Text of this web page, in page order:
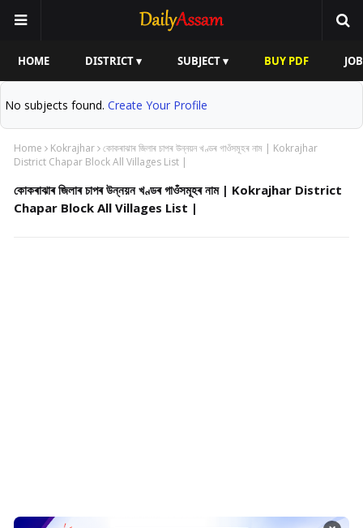
HOME DISTRICT ▾ SUBJECT ▾ BUY PDF
No subjects found. Create Your Profile
Home Kokrajhar কোকৰাঝাৰ জিলাৰ চাপৰ উন্নয়ন খণ্ডৰ গাওঁসমূহৰ নাম | Kokrajhar
District Chapar Block All Villages List |
কোকৰাঝাৰ জিলাৰ চাপৰ উন্নয়ন খণ্ডৰ গাওঁসমূহৰ নাম | Kokrajhar District
Chapar Block All Villages List |